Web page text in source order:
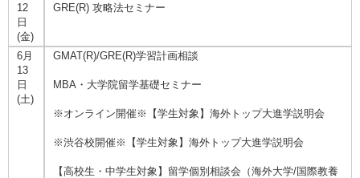
12
日
(金)
GRE(R) 攻略法セミナー
6月
13
日
(土)
GMAT(R)/GRE(R)学習計画相談
MBA・大学院留学基礎セミナー
※オンライン開催※【学生対象】海外トップ大進学説明会
※渋谷校開催※【学生対象】海外トップ大進学説明会
【高校生・中学生対象】留学個別相談会（海外大学/国際教養